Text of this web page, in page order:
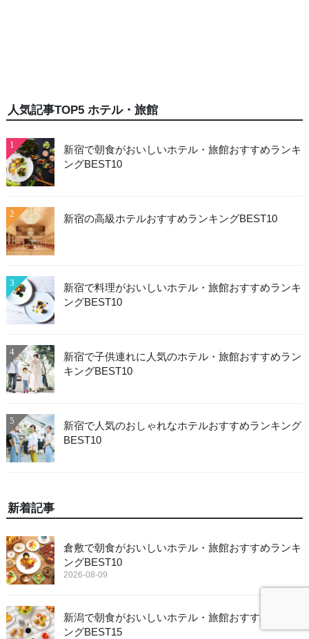
人気記事TOP5 ホテル・旅館
1
新宿で朝食がおいしいホテル・旅館おすすめランキ
ングBEST10
2 新宿の高級ホテルおすすめランキングBEST10
3
新宿で料理がおいしいホテル・旅館おすすめランキ
ングBEST10
4
新宿で子供連れに人気のホテル・旅館おすすめラン
キングBEST10
5
新宿で人気のおしゃれなホテルおすすめランキング
BEST10
新着記事
倉敷で朝食がおいしいホテル・旅館おすすめランキ
ングBEST10
2026-08-09
新潟で朝食がおいしいホテル・旅館おすすめランキ
ングBEST15